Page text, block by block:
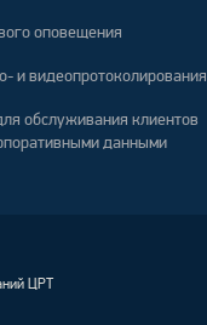
оповещения
и видеопротоколирования
обслуживания клиентов
данными
ЦРТ